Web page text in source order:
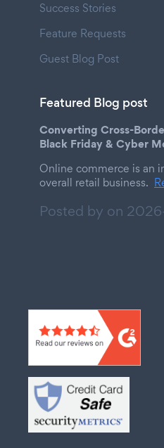
Success Stories
Feature Requests
Guest Blog Post
Featured Blog post
Converting Cross-
Black Friday & Cyber
Online commerce is an
overall retail business.
Posted by on